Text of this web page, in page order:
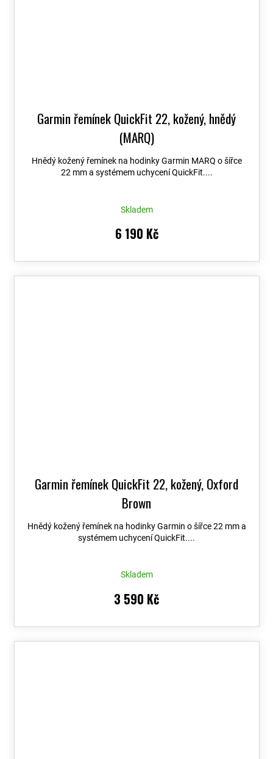
Garmin řemínek QuickFit 22, kožený, hnědý
(MARQ)
Hnědý kožený řemínek na hodinky Garmin MARQ o šířce
22 mm a systémem uchycení QuickFit....
Skladem
6 190 Kč
Garmin řemínek QuickFit 22, kožený, Oxford
Brown
Hnědý kožený řemínek na hodinky Garmin o šířce 22 mm a
systémem uchycení QuickFit....
Skladem
3 590 Kč